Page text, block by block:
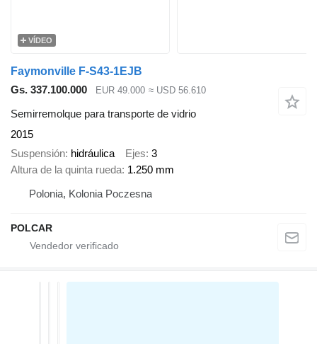
VÍDEO
Faymonville F-S43-1EJB
Gs. 337.100.000
EUR 49.000 ≈ USD 56.610
Semirremolque para transporte de vidrio
2015
Suspensión hidráulica Ejes 3
Altura de la quinta rueda 1.250 mm
Polonia, Kolonia Poczesna
POLCAR